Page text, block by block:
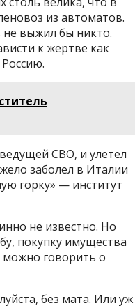
из автоматов.
не выжил бы никто.
к жертве как
СВО, и улетел
заболел в Италии
горку» — институт
не известно. Но
покупку имущества
говорить о
без мата. Или уж